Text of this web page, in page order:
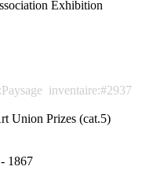
Exhibition
inventaire:#2937
Union Prizes (cat.5)
1867